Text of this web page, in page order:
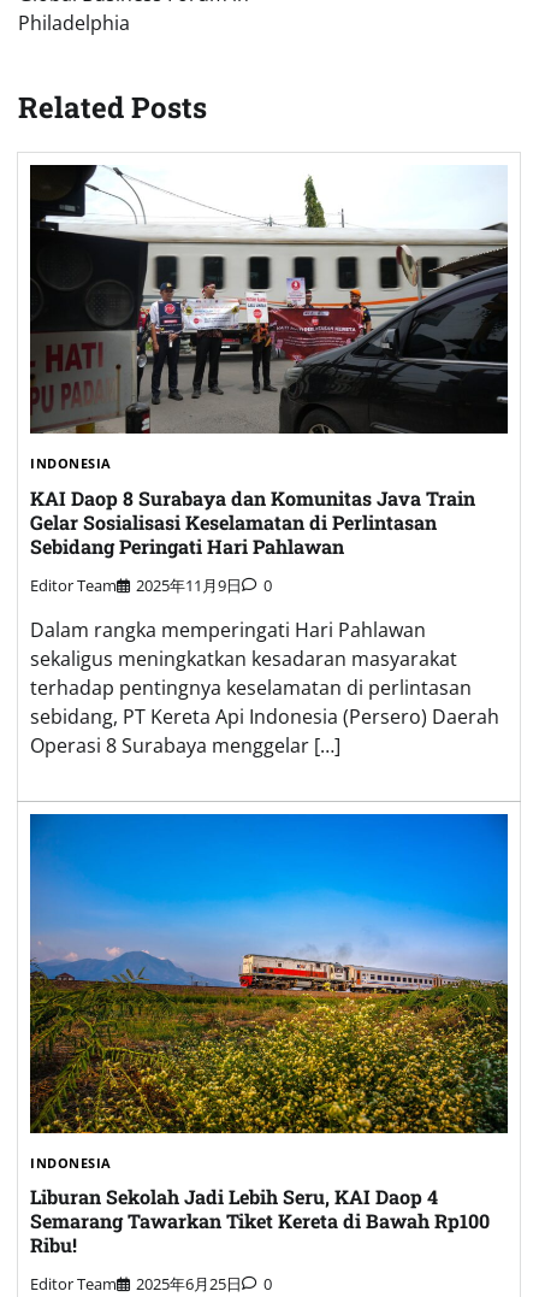
Philadelphia
Related Posts
INDONESIA
KAI Daop 8 Surabaya dan Komunitas Java Train
Gelar Sosialisasi Keselamatan di Perlintasan
Sebidang Peringati Hari Pahlawan
Editor Team 2025年11月9日 0
Dalam rangka memperingati Hari Pahlawan
sekaligus meningkatkan kesadaran masyarakat
terhadap pentingnya keselamatan di perlintasan
sebidang, PT Kereta Api Indonesia (Persero) Daerah
Operasi 8 Surabaya menggelar […]
INDONESIA
Liburan Sekolah Jadi Lebih Seru, KAI Daop 4
Semarang Tawarkan Tiket Kereta di Bawah Rp100
Ribu!
Editor Team 2025年6月25日 0